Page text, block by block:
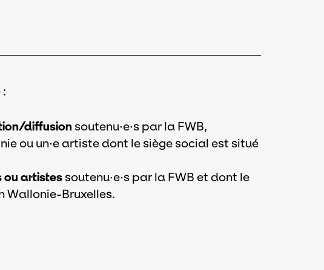
diffusionsoutenu·e·s par la FWB,
ou un·e artiste dont le siège social est situé
ou artistessoutenu·e·s par la FWB et dont le
Wallonie-Bruxelles.